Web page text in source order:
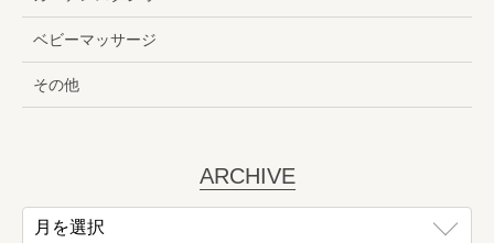
ベビーマッサージ
その他
ARCHIVE